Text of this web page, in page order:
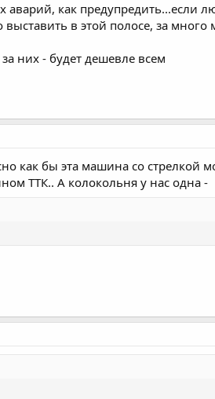
как предупредить...если
в этой полосе, за много
них - будет дешевле всем
как бы эта машина со стрелкой
ТТК.. А колокольня у нас одна -